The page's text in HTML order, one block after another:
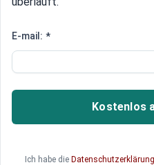
Siemens-Aktie:
für den
Während Europa bei
Intelligenz oft
setzt jetzt auf eine
E-mail: *
Kostenlos
Ich habe die Datenschutzerklärung